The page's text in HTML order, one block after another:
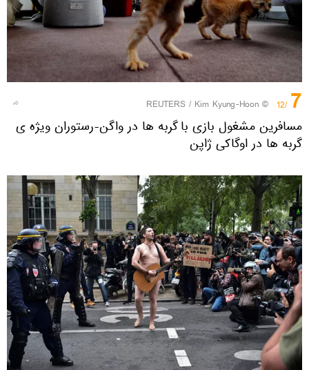
7
/12
©
REUTERS / Kim Kyung-Hoon
مسافرین مشغول بازی با گربه ها در واگن-رستوران ویژه ی
گربه ها در اوگاکی ژاپن